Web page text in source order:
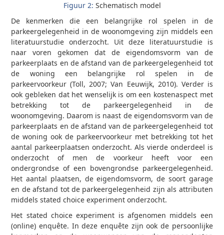
Figuur 2: Schematisch model
De kenmerken die een belangrijke rol spelen in de
parkeergelegenheid in de woonomgeving zijn middels een
literatuurstudie onderzocht. Uit deze literatuurstudie is
naar voren gekomen dat de eigendomsvorm van de
parkeerplaats en de afstand van de parkeergelegenheid tot
de woning een belangrijke rol spelen in de
parkeervoorkeur (Toll, 2007; Van Eeuwijk, 2010). Verder is
ook gebleken dat het wenselijk is om een kostenaspect met
betrekking tot de parkeergelegenheid in de
woonomgeving. Daarom is naast de eigendomsvorm van de
parkeerplaats en de afstand van de parkeergelegenheid tot
de woning ook de parkeervoorkeur met betrekking tot het
aantal parkeerplaatsen onderzocht. Als vierde onderdeel is
onderzocht of men de voorkeur heeft voor een
ondergrondse of een bovengrondse parkeergelegenheid.
Het aantal plaatsen, de eigendomsvorm, de soort garage
en de afstand tot de parkeergelegenheid zijn als attributen
middels stated choice experiment onderzocht.
Het stated choice experiment is afgenomen middels een
(online) enquête. In deze enquête zijn ook de persoonlijke